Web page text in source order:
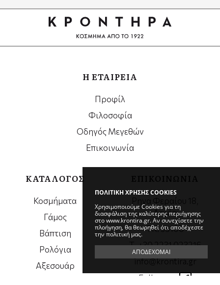
ΠΟΛΙΤΙΚΗ ΧΡΗΣΗΣ COOKIES
Χρησιμοποιούμε Cookies για τη
διασφάλιση της καλύτερης περιήγησης
στο www.krontira.gr. Αν συνεχίσετε την
πλοήγηση, θα θεωρηθεί ότι αποδέχεστε
την πολιτική μας.
ΑΠΟΔΕΧΟΜΑΙ
Η ΕΤΑΙΡΕΙΑ
Προφίλ
Φιλοσοφία
Οδηγός Μεγεθών
Επικοινωνία
ΚΑΤΑΛΟΓΟΣ
Κοσμήματα
Γάμος
Βάπτιση
Ρολόγια
Αξεσουάρ
Λαμία
ΤΚ. 35100
Τ. +30 2231 023216
info@krontira.gr
Follow us